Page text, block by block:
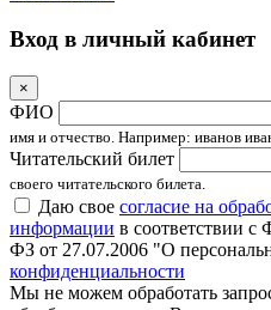
Вход в личный кабинет
×
ФИО
имя и отчество. Например: иванов
Читательский билет
своего читательского билета.
Даю свое согласие на
информации в соответствии
ФЗ от 27.07.2006 "О
конфиденциальности
Мы не можем обработать